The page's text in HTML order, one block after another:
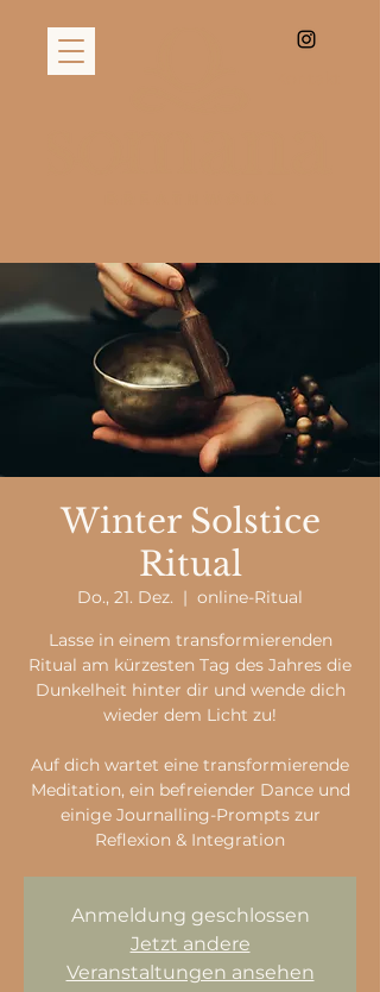
Winter Solstice
Ritual
Do., 21. Dez.
  |
online-Ritual
Lasse in einem transformierenden
Ritual am kürzesten Tag des Jahres die
Dunkelheit hinter dir und wende dich
wieder dem Licht zu!
Auf dich wartet eine transformierende
Meditation, ein befreiender Dance und
einige Journalling-Prompts zur
Reflexion & Integration
Anmeldung geschlossen
Jetzt andere
Veranstaltungen ansehen